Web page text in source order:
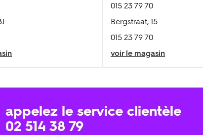
015 23 79 70
Bergstraat, 15
015 23 79 70
voir le magasin
appelez le service clientèle
02 514 38 79